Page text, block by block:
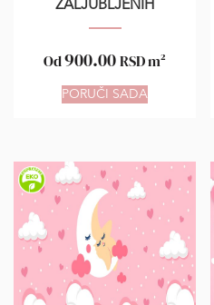
ZALJUBLJENIH
Od900.00RSDm²
PORUČI SADA